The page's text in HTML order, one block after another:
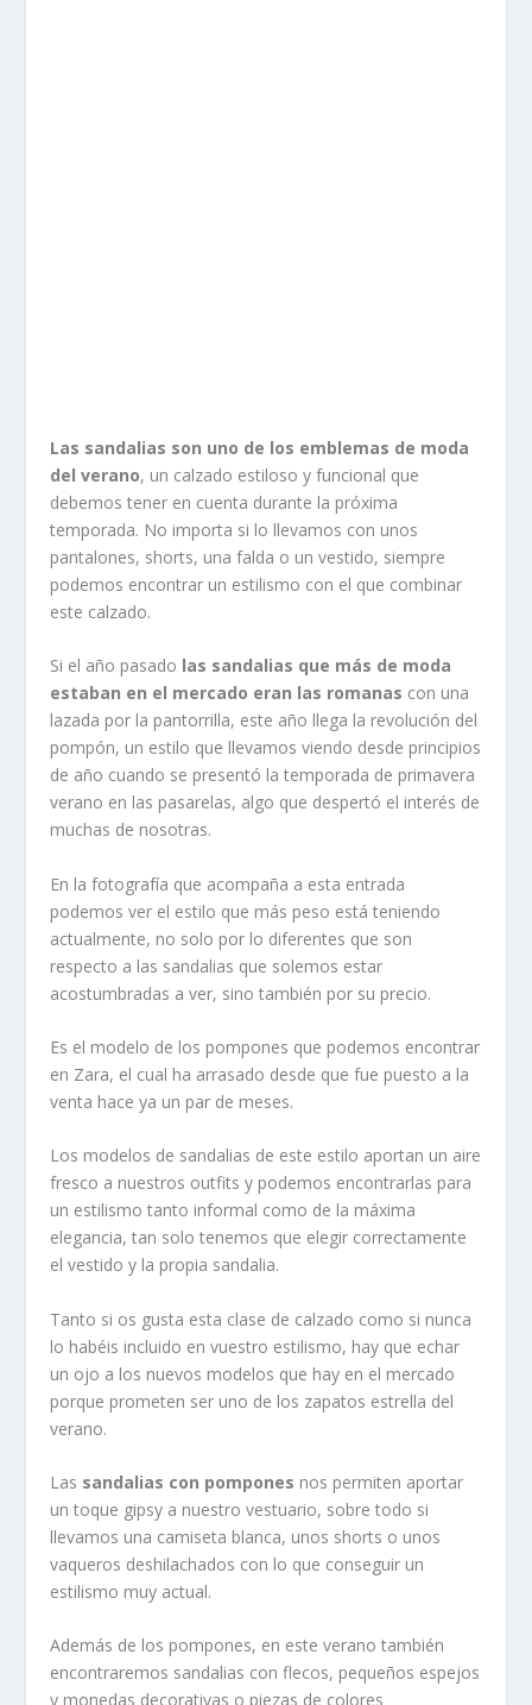
Las sandalias son uno de los emblemas de moda
del verano, un calzado estiloso y funcional que
debemos tener en cuenta durante la próxima
temporada. No importa si lo llevamos con unos
pantalones, shorts, una falda o un vestido, siempre
podemos encontrar un estilismo con el que combinar
este calzado.
Si el año pasado las sandalias que más de moda
estaban en el mercado eran las romanas con una
lazada por la pantorrilla, este año llega la revolución del
pompón, un estilo que llevamos viendo desde principios
de año cuando se presentó la temporada de primavera
verano en las pasarelas, algo que despertó el interés de
muchas de nosotras.
En la fotografía que acompaña a esta entrada
podemos ver el estilo que más peso está teniendo
actualmente, no solo por lo diferentes que son
respecto a las sandalias que solemos estar
acostumbradas a ver, sino también por su precio.
Es el modelo de los pompones que podemos encontrar
en Zara, el cual ha arrasado desde que fue puesto a la
venta hace ya un par de meses.
Los modelos de sandalias de este estilo aportan un aire
fresco a nuestros outfits y podemos encontrarlas para
un estilismo tanto informal como de la máxima
elegancia, tan solo tenemos que elegir correctamente
el vestido y la propia sandalia.
Tanto si os gusta esta clase de calzado como si nunca
lo habéis incluido en vuestro estilismo, hay que echar
un ojo a los nuevos modelos que hay en el mercado
porque prometen ser uno de los zapatos estrella del
verano.
Las sandalias con pompones nos permiten aportar
un toque gipsy a nuestro vestuario, sobre todo si
llevamos una camiseta blanca, unos shorts o unos
vaqueros deshilachados con lo que conseguir un
estilismo muy actual.
Además de los pompones, en este verano también
encontraremos sandalias con flecos, pequeños espejos
y monedas decorativas o piezas de colores